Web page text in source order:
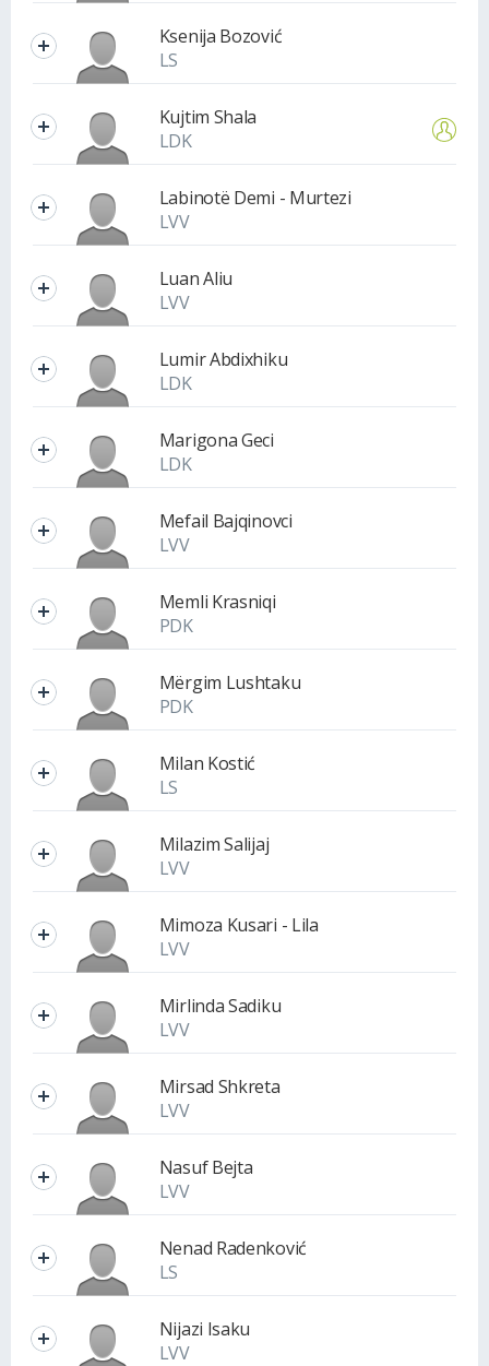
Ksenija Bozović
LS
Kujtim Shala
LDK
Labinotë Demi - Murtezi
LVV
Luan Aliu
LVV
Lumir Abdixhiku
LDK
Marigona Geci
LDK
Mefail Bajqinovci
LVV
Memli Krasniqi
PDK
Mërgim Lushtaku
PDK
Milan Kostić
LS
Milazim Salijaj
LVV
Mimoza Kusari - Lila
LVV
Mirlinda Sadiku
LVV
Mirsad Shkreta
LVV
Nasuf Bejta
LVV
Nenad Radenković
LS
Nijazi Isaku
LVV